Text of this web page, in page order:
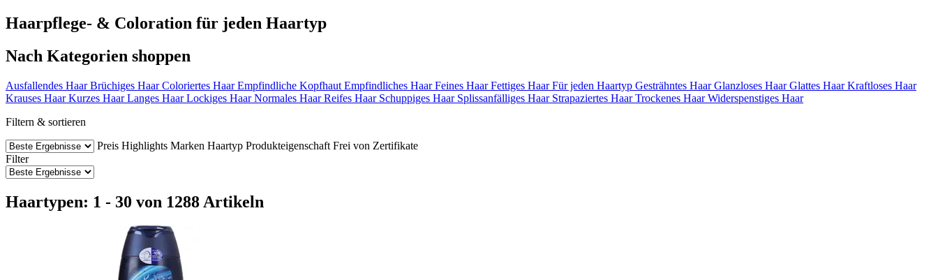
Haarpflege- & Coloration für jeden Haartyp
Nach Kategorien shoppen
Ausfallendes Haar Brüchiges Haar Coloriertes Haar Empfindliche Kopfhaut Empfindliches Haar Feines Haar Fettiges Haar Für jeden Haartyp Gesträhntes Haar Glanzloses Haar Glattes Haar Kraftloses Haar
Krauses Haar Kurzes Haar Langes Haar Lockiges Haar Normales Haar Reifes Haar Schuppiges Haar Splissanfälliges Haar Strapaziertes Haar Trockenes Haar Widerspenstiges Haar
Filtern & sortieren
Preis Highlights Marken Haartyp Produkteigenschaft Frei von Zertifikate
Filter
Haartypen: 1 - 30 von 1288 Artikeln